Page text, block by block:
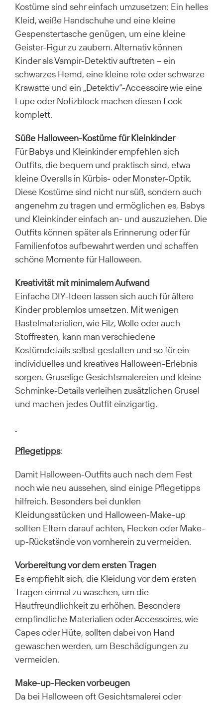
Kostüme sind sehr einfach umzusetzen: Ein helles
Kleid, weiße Handschuhe und eine kleine
Gespenstertasche genügen, um eine kleine
Geister-Figur zu zaubern. Alternativ können
Kinder als Vampir-Detektiv auftreten – ein
schwarzes Hemd, eine kleine rote oder schwarze
Krawatte und ein „Detektiv“-Accessoire wie eine
Lupe oder Notizblock machen diesen Look
komplett.
Süße Halloween-Kostüme für Kleinkinder
Für Babys und Kleinkinder empfehlen sich
Outfits, die bequem und praktisch sind, etwa
kleine Overalls in Kürbis- oder Monster-Optik.
Diese Kostüme sind nicht nur süß, sondern auch
angenehm zu tragen und ermöglichen es, Babys
und Kleinkinder einfach an- und auszuziehen. Die
Outfits können später als Erinnerung oder für
Familienfotos aufbewahrt werden und schaffen
schöne Momente für Halloween.
Kreativität mit minimalem Aufwand
Einfache DIY-Ideen lassen sich auch für ältere
Kinder problemlos umsetzen. Mit wenigen
Bastelmaterialien, wie Filz, Wolle oder auch
Stoffresten, kann man verschiedene
Kostümdetails selbst gestalten und so für ein
individuelles und kreatives Halloween-Erlebnis
sorgen. Gruselige Gesichtsmalereien und kleine
Schminke-Details verleihen zusätzlichen Grusel
und machen jedes Outfit einzigartig.
Pflegetipps:
Damit Halloween-Outfits auch nach dem Fest
noch wie neu aussehen, sind einige Pflegetipps
hilfreich. Besonders bei dunklen
Kleidungsstücken und Halloween-Make-up
sollten Eltern darauf achten, Flecken oder Make-
up-Rückstände von vornherein zu vermeiden.
Vorbereitung vor dem ersten Tragen
Es empfiehlt sich, die Kleidung vor dem ersten
Tragen einmal zu waschen, um die
Hautfreundlichkeit zu erhöhen. Besonders
empfindliche Materialien oder Accessoires, wie
Capes oder Hüte, sollten dabei von Hand
gewaschen werden, um Beschädigungen zu
vermeiden.
Make-up-Flecken vorbeugen
Da bei Halloween oft Gesichtsmalerei oder